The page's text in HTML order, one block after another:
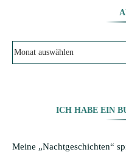
ICH HABE EIN
Meine „Nachtgeschichten“